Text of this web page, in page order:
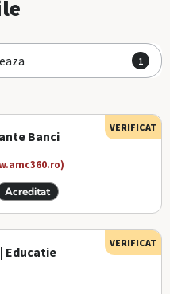
1
Banci
Acreditat
VERIFICAT
Educatie
VERIFICAT